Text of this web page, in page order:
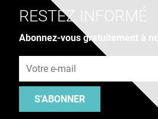
RESTEZ INFORMÉ
Abonnez-vous gratuitement à
S'ABONNER